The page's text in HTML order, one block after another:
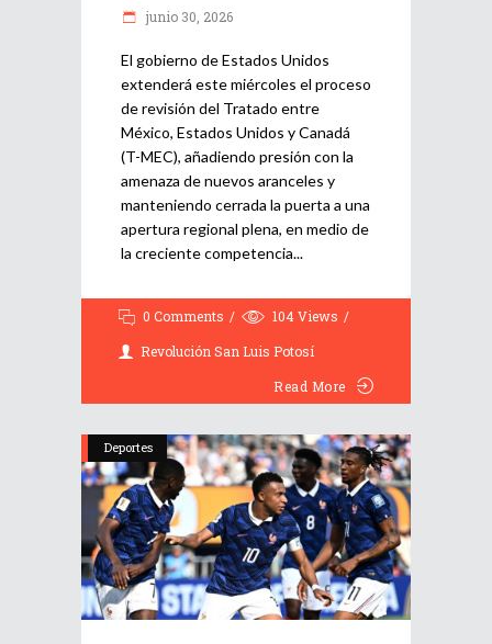
junio 30, 2026
El gobierno de Estados Unidos
extenderá este miércoles el proceso
de revisión del Tratado entre
México, Estados Unidos y Canadá
(T-MEC), añadiendo presión con la
amenaza de nuevos aranceles y
manteniendo cerrada la puerta a una
apertura regional plena, en medio de
la creciente competencia
0 Comments 104Views
Revolución San Luis Potosí
Read More
Deportes